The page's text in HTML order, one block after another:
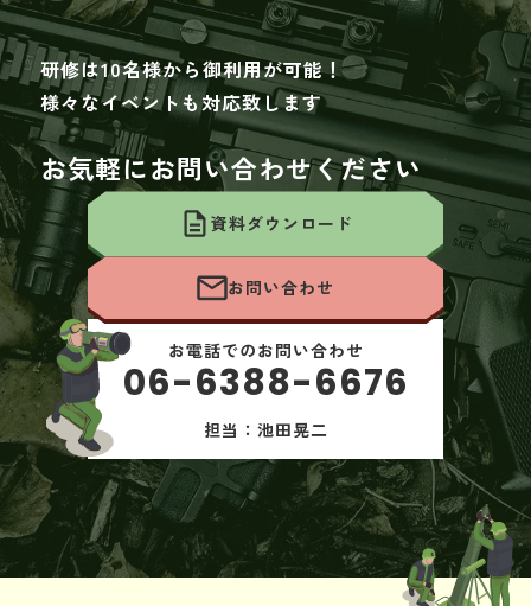
研修は10名様から御利用が可能！
様々なイベントも対応致します
お気軽にお問い合わせください
資料ダウンロード
お問い合わせ
お電話でのお問い合わせ
06-6388-6676
担当：池田晃二